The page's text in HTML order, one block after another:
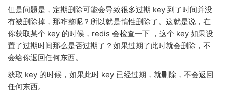
但是问题是，定期删除可能会导致很多过期 key 到了时间并没
有被删除掉，那咋整呢？所以就是惰性删除了。这就是说，在
你获取某个 key 的时候，redis 会检查一下 ，这个 key 如果设
置了过期时间那么是否过期了？如果过期了此时就会删除，不
会给你返回任何东西。
获取 key 的时候，如果此时 key 已经过期，就删除，不会返回
任何东西。